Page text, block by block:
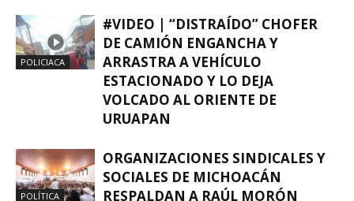
POLICIACA
#VIDEO | “DISTRAÍDO” CHOFER
DE CAMIÓN ENGANCHA Y
ARRASTRA A VEHÍCULO
ESTACIONADO Y LO DEJA
VOLCADO AL ORIENTE DE
URUAPAN
POLÍTICA
ORGANIZACIONES SINDICALES Y
SOCIALES DE MICHOACÁN
RESPALDAN A RAÚL MORÓN